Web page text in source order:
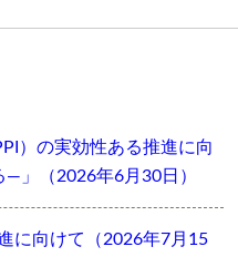
）の実効性ある推進に向
」（2026年6月30日）
に向けて（2026年7月15